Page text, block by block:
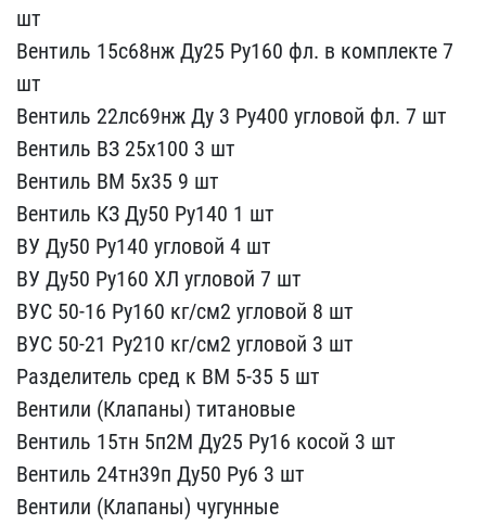
шт
Ве​нтиль 15с68нж Ду25 Ру160​ фл. в комплекте 7
шт
В​ентиль 22лс69нж Ду 3 Ру4​00 угловой фл. 7 шт
Вен​тиль ВЗ 25х100 3 шт
Вен​тиль ВМ 5х35 9 шт
Венти​ль КЗ Ду50 Ру140 1 шт
В​У Ду50 Ру140 угловой 4 ш​т
ВУ Ду50 Ру160 ХЛ угло​вой 7 шт
ВУС 50-16 Ру16​0 кг/см2 угловой 8 шт
В​УС 50-21 Ру210 кг/см2 уг​ловой 3 шт
Разделитель ​сред к ВМ 5-35 5 шт
Вен​тили (Клапаны) титановые​
Вентиль 15тн 5п2М Ду25 ​Ру16 косой 3 шт
Вентиль​ 24тн39п Ду50 Ру6 3 шт
​Вентили (Клапаны) чугунн​ые